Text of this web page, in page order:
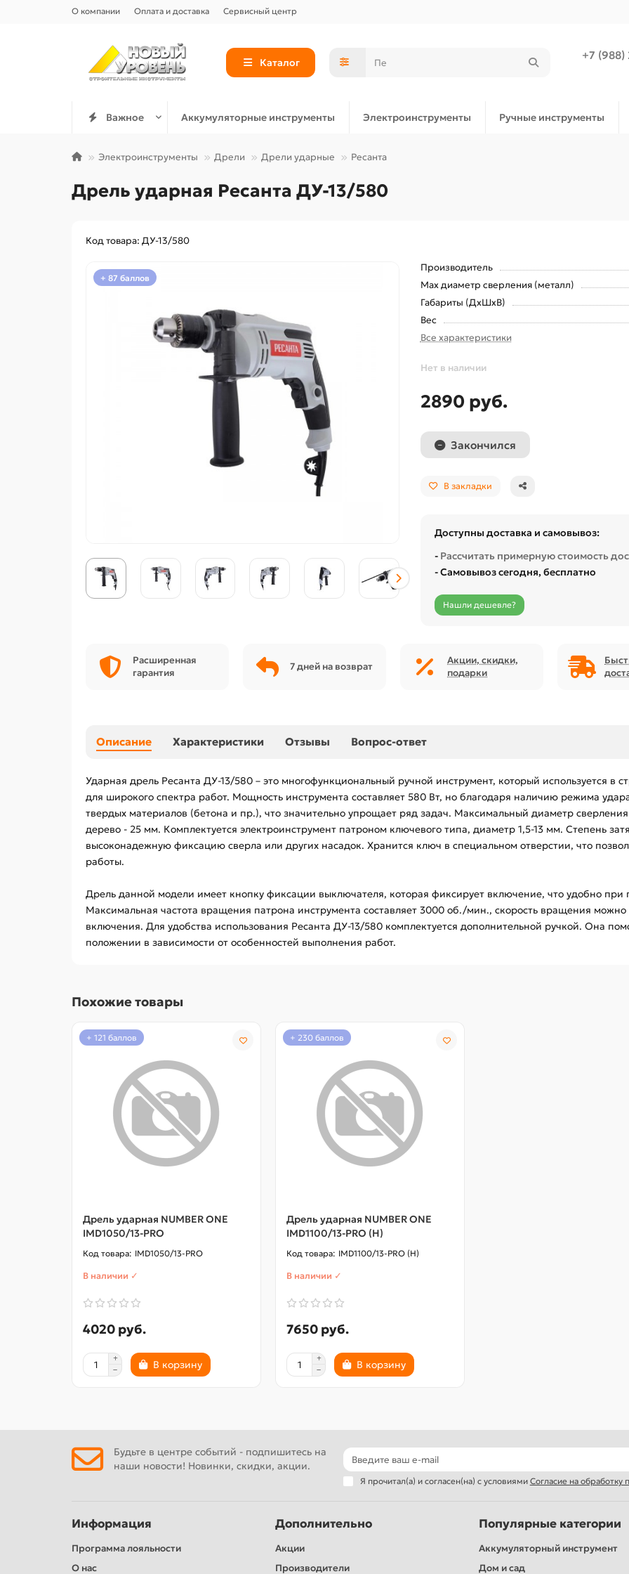
О компании Оплата и доставка Сервисный центр
Каталог
+7 (988)
Важное Аккумуляторные инструменты Электроинструменты Ручные инструменты
Электроинструменты Дрели Дрели ударные Ресанта
Дрель ударная Ресанта ДУ-13/580
Код товара: ДУ-13/580
+ 87 баллов
Производитель
Max диаметр сверления (металл)
Габариты (ДхШхВ)
Вес
Все характеристики
Нет в наличии
2890 руб.
Закончился
В закладки
Доступны доставка и самовывоз:
- Рассчитать примерную стоимость
- Самовывоз сегодня, бесплатно
Нашли дешевле?
Расширенная
гарантия
7 дней на возврат
Акции, скидки,
подарки
Описание Характеристики Отзывы Вопрос-ответ
Ударная дрель Ресанта ДУ-13/580 – это многофункциональный ручной инструмент, который используется в
для широкого спектра работ. Мощность инструмента составляет 580 Вт, но благодаря наличию режима
твердых материалов (бетона и пр.), что значительно упрощает ряд задач. Максимальный диаметр
дерево - 25 мм. Комплектуется электроинструмент патроном ключевого типа, диаметр 1,5-13 мм. Степень
высоконадежную фиксацию сверла или других насадок. Хранится ключ в специальном отверстии, что
работы.
Дрель данной модели имеет кнопку фиксации выключателя, которая фиксирует включение, что удобно
Максимальная частота вращения патрона инструмента составляет 3000 об./мин., скорость вращения
включения. Для удобства использования Ресанта ДУ-13/580 комплектуется дополнительной ручкой. Она
положении в зависимости от особенностей выполнения работ.
Похожие товары
+ 121 баллов
Дрель ударная NUMBER ONE
IMD1050/13-PRO
IMD1050/13-PRO
В наличии ✓
4020 руб.
В корзину
+ 230 баллов
Дрель ударная NUMBER ONE
IMD1100/13-PRO (H)
IMD1100/13-PRO (H)
В наличии ✓
7650 руб.
В корзину
Будьте в центре событий - подпишитесь на
наши новости! Новинки, скидки, акции.
Я прочитал(а) и согласен(на) с условиями Согласие на обработку
Информация
Программа лояльности
О нас
Дополнительно
Акции
Производители
Популярные категории
Аккумуляторный инструмент
Дом и сад